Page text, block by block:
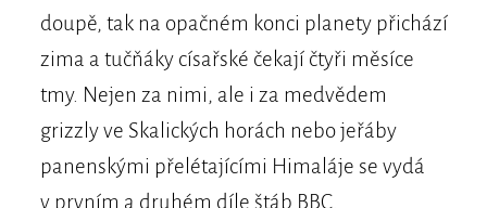
doupě, tak na opačném konci planety přichází
zima a tučňáky císařské čekají čtyři měsíce
tmy. Nejen za nimi, ale i za medvědem
grizzly ve Skalických horách nebo jeřáby
panenskými přelétajícími Himaláje se vydá
v prvním a druhém díle štáb BBC.